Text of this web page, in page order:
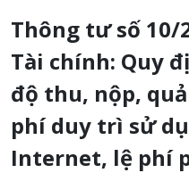
Thông tư số 10/
Tài chính: Quy
độ thu, nộp,
phí duy trì sử
Internet, lệ phí